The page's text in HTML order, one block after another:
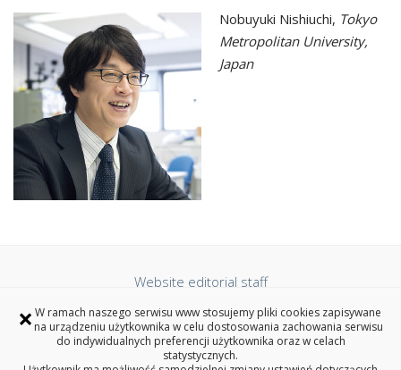
× W ramach naszego serwisu www stosujemy pliki cookies zapisywane
na urządzeniu użytkownika w celu dostosowania zachowania serwisu
do indywidualnych preferencji użytkownika oraz w celach
statystycznych.
Nobuyuki Nishiuchi, Tokyo
Metropolitan University,
Japan
Website editorial staff
Privacy policy